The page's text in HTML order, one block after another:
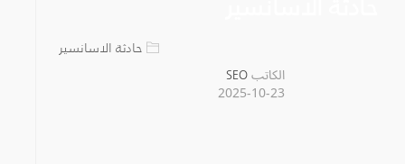
حادثة الاسانسير
الكاتبSEO
2025-10-23